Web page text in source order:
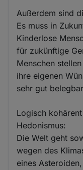
Außerdem sind
Es muss in
Kinderlose
für zukünftige
Menschen
ihre eigenen
sehr gut
Logisch
Hedonismus:
Die Welt geht
wegen des
eines